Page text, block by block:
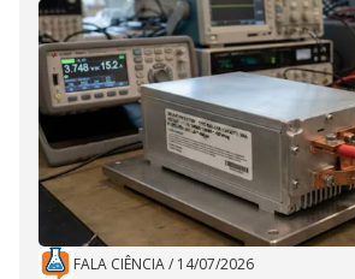
FALA CIÊNCIA/ 14/07/2026